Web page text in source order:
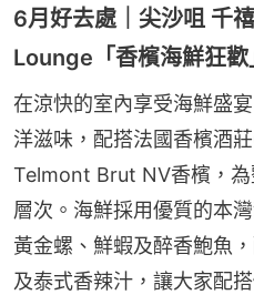
6月好去處｜尖沙咀 千
Lounge「香檳海鮮狂歡
在涼快的室內享受海鮮盛
洋滋味，配搭法國香檳酒
Telmont Brut NV香檳，
層次。海鮮採用優質的本
黃金螺、鮮蝦及醉香鮑魚
及泰式香辣汁，讓大家配